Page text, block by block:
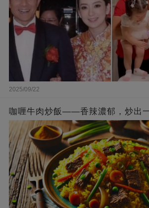
2025/09/22
咖喱牛肉炒飯——香辣濃郁，炒出